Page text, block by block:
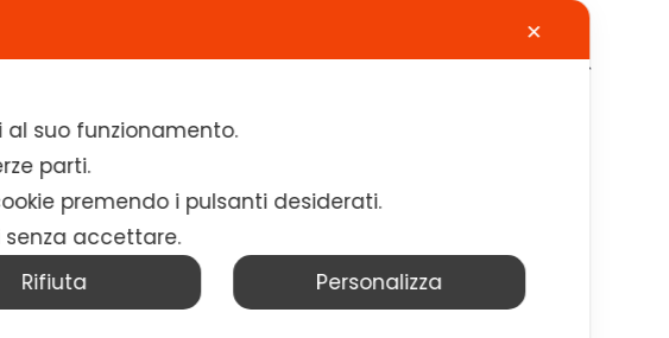
News Calendario Contatti Lavora con noi
✕
al suo funzionamento.
parti.
premendo i pulsanti desiderati.
accettare.
Rifiuta Personalizza